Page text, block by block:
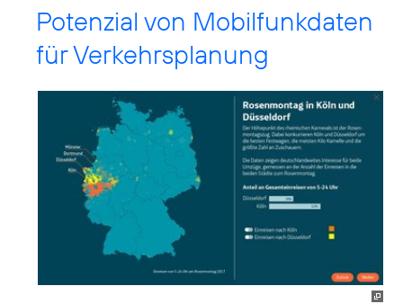
Potenzial von Mobilfunkdaten
für Verkehrsplanung